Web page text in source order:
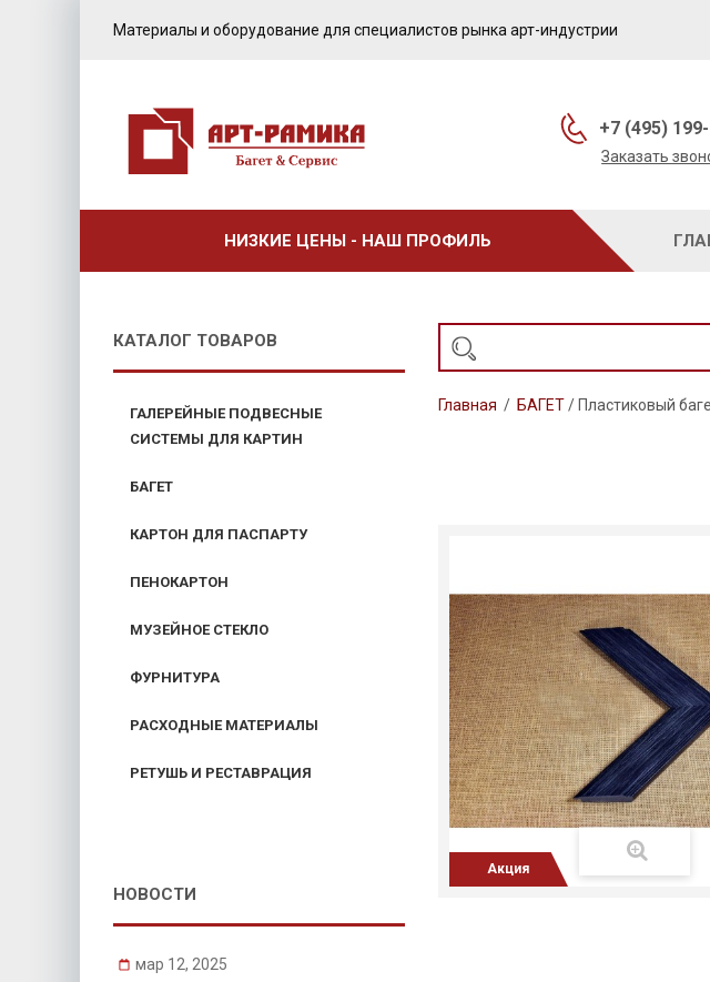
Материалы и оборудование для специалистов рынка арт-индустрии
+7 (495)
Заказать
НИЗКИЕ ЦЕНЫ - НАШ ПРОФИЛЬ
КАТАЛОГ ТОВАРОВ
ГАЛЕРЕЙНЫЕ ПОДВЕСНЫЕ
СИСТЕМЫ ДЛЯ КАРТИН
БАГЕТ
КАРТОН ДЛЯ ПАСПАРТУ
ПЕНОКАРТОН
МУЗЕЙНОЕ СТЕКЛО
ФУРНИТУРА
РАСХОДНЫЕ МАТЕРИАЛЫ
РЕТУШЬ И РЕСТАВРАЦИЯ
НОВОСТИ
мар 12, 2025
Главная / БАГЕТ / Пластиковый
Акция